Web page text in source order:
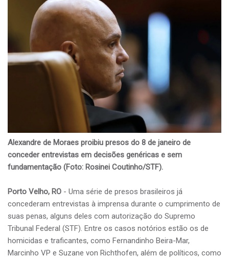
Alexandre de Moraes proibiu presos do 8 de janeiro de
conceder entrevistas em decisões genéricas e sem
fundamentação (Foto: Rosinei Coutinho/STF).
Porto Velho, RO - Uma série de presos brasileiros já
concederam entrevistas à imprensa durante o cumprimento de
suas penas, alguns deles com autorização do Supremo
Tribunal Federal (STF). Entre os casos notórios estão os de
homicidas e traficantes, como Fernandinho Beira-Mar,
Marcinho VP e Suzane von Richthofen, além de políticos, como